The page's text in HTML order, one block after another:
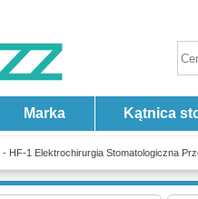
Marka Kątnica
- HF-1 Elektrochirurgia Stomatologiczna